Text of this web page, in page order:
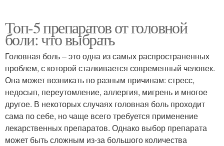
Топ-5 препаратов от головной
боли: что выбрать
Головная боль – это одна из самых распространенных
проблем, с которой сталкивается современный человек.
Она может возникать по разным причинам: стресс,
недосып, переутомление, аллергия, мигрень и многое
другое. В некоторых случаях головная боль проходит
сама по себе, но чаще всего требуется применение
лекарственных препаратов. Однако выбор препарата
может быть сложным из-за большого количества